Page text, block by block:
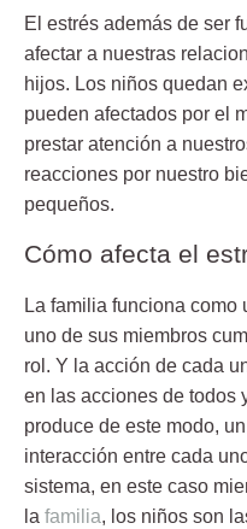
El estrés además de ser
afectar a nuestras
hijos. Los niños quedan
pueden afectados por el
prestar atención a
reacciones por nuestro
pequeños.
Cómo afecta el
La familia funciona como
uno de sus miembros
rol. Y la acción de cada
en las acciones de todos
produce de este modo,
interacción entre cada
sistema, en este caso
la familia, los niños son